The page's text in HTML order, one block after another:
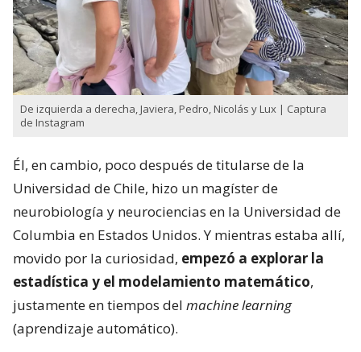
De izquierda a derecha, Javiera, Pedro, Nicolás y Lux | Captura
de Instagram
Él, en cambio, poco después de titularse de la
Universidad de Chile, hizo un magíster de
neurobiología y neurociencias en la Universidad de
Columbia en Estados Unidos. Y mientras estaba allí,
movido por la curiosidad, empezó a explorar la
estadística y el modelamiento matemático,
justamente en tiempos del machine learning
(aprendizaje automático).